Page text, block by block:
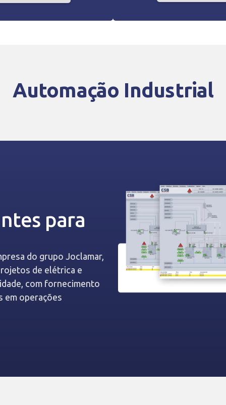
Automação Industrial
para
do grupo Joclamar,
de elétrica e
com fornecimento
em operações